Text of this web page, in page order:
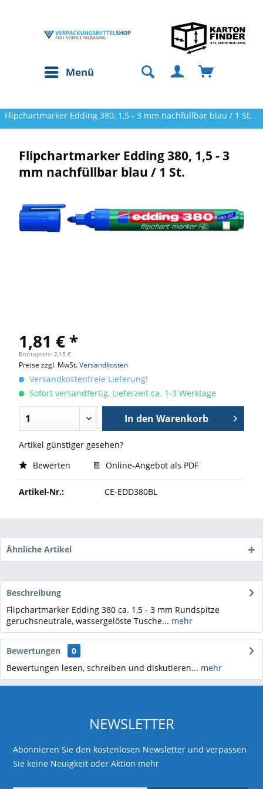
Menü
Flipchartmarker Edding 380, 1,5 - 3 mm nachfüllbar blau / 1 St.
Flipchartmarker Edding 380, 1,5 - 3
mm nachfüllbar blau / 1 St.
1,81 € *
Bruttopreis: 2,15 €
Preise zzgl. MwSt.Versandkosten
Versandkostenfreie Lieferung!
Sofort versandfertig, Lieferzeit ca. 1-3 Werktage
In den Warenkorb
Artikel günstiger gesehen?
Bewerten
Online-Angebot als PDF
Artikel-Nr.: CE-EDD380BL
Ähnliche Artikel
Beschreibung
Flipchartmarker Edding 380 ca. 1,5 - 3 mm Rundspitze
geruchsneutrale, wassergelöste Tusche... mehr
Bewertungen
0
Bewertungen lesen, schreiben und diskutieren... mehr
NEWSLETTER
Abonnieren Sie den kostenlosen Newsletter und verpassen
Sie keine Neuigkeit oder Aktion mehr